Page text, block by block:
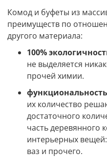
Комод и буфеты из
преимуществ по
другого материала:
100%
не выделяется
прочей химии.
их количество
достаточного
часть деревянного
интерьерных
ваз и прочего.